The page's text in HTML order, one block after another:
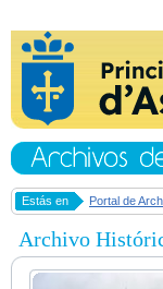
Estás en Portal de
Archivo